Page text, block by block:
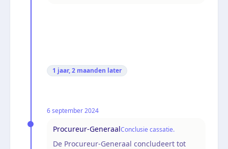
1 jaar, 2 maanden later
6 september 2024
Procureur-GeneraalConclusie cassatie.
De Procureur-Generaal concludeert tot